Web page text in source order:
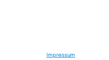
Impressum